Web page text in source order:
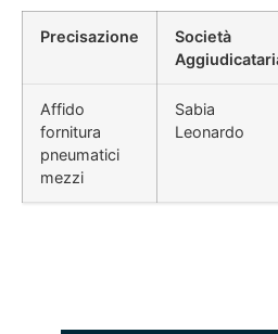
Precisazione
Società
Affido
fornitura
pneumatici
mezzi
Sabia
Leonardo